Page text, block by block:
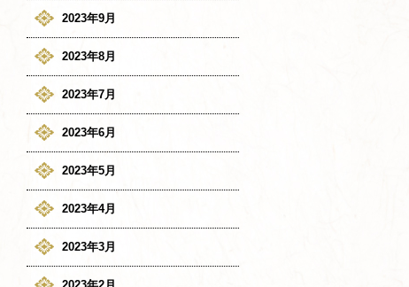
2023年9月
2023年8月
2023年7月
2023年6月
2023年5月
2023年4月
2023年3月